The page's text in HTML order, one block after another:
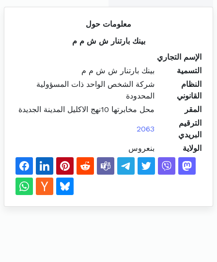
معلومات حول
بينك بارتنار ش ش م م
الإسم التجاري
التسمية
بينك بارتنار ش ش م م
النظام
القانوني
شركة الشخص الواحد ذات المسؤولية
المحدودة
المقر
محل مخابرتها 10نهج الاكليل المدينة الجديدة
الترقيم
البريدي
2063
الولاية بنعروس